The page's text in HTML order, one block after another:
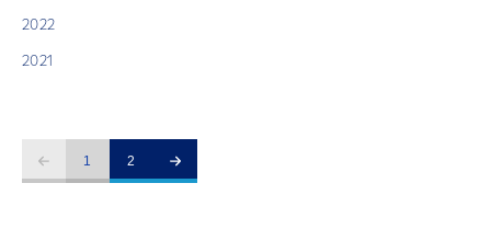
2022
2021
1 2